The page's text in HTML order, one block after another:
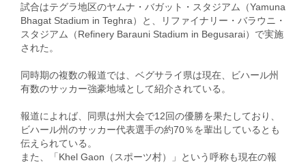
試合はテグラ地区のヤムナ・バガット・スタジアム（Yamuna
Bhagat Stadium in Teghra）と、リファイナリー・バラウニ・
スタジアム（Refinery Barauni Stadium in Begusarai）で実施
された。
同時期の複数の報道では、ベグサライ県は現在、ビハール州
有数のサッカー強豪地域として紹介されている。
報道によれば、同県は州大会で12回の優勝を果たしており、
ビハール州のサッカー代表選手の約70％を輩出しているとも
伝えられている。
また、「Khel Gaon（スポーツ村）」という呼称も現在の報